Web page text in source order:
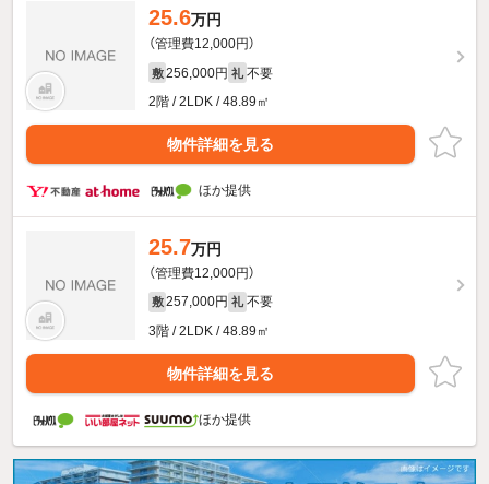
25.6万円
（管理費12,000円）
敷 256,000円 礼 不要
2階 / 2LDK / 48.89㎡
物件詳細を見る
ほか提供
25.7万円
（管理費12,000円）
敷 257,000円 礼 不要
3階 / 2LDK / 48.89㎡
物件詳細を見る
ほか提供